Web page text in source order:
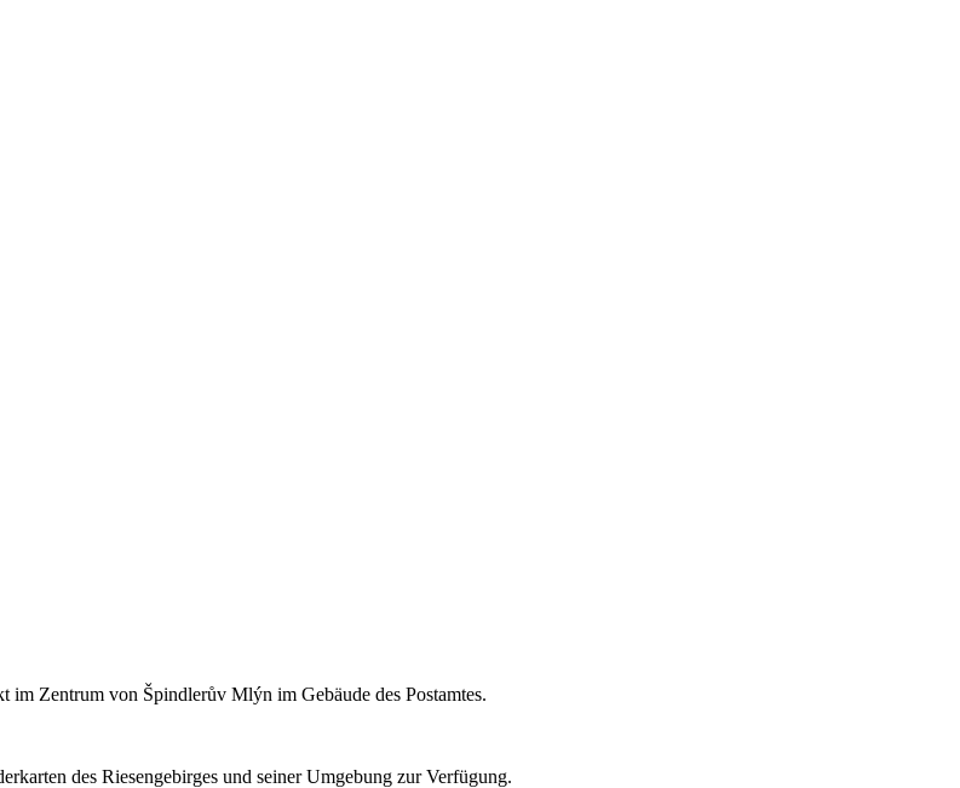
Zentrum von Špindlerův Mlýn im Gebäude des Postamtes.
des Riesengebirges und seiner Umgebung zur Verfügung.